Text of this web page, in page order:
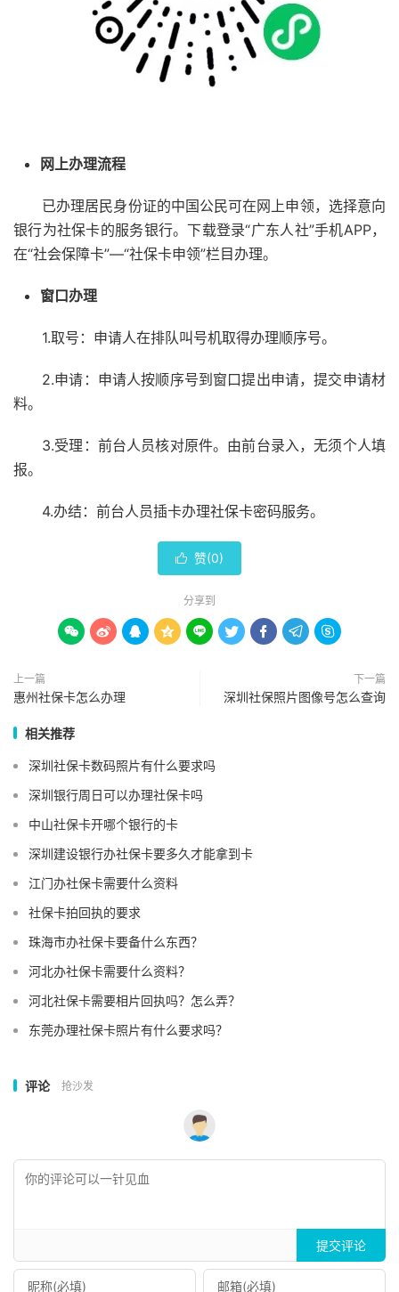
网上办理流程
已办理居民身份证的中国公民可在网上申领，选择意向
银行为社保卡的服务银行。下载登录“广东人社”手机APP，
在“社会保障卡”—“社保卡申领”栏目办理。
窗口办理
1.取号：申请人在排队叫号机取得办理顺序号。
2.申请：申请人按顺序号到窗口提出申请，提交申请材
料。
3.受理：前台人员核对原件。由前台录入，无须个人填
报。
4.办结：前台人员插卡办理社保卡密码服务。
 赞(0)
分享到
        
上一篇
惠州社保卡怎么办理
下一篇
深圳社保照片图像号怎么查询
相关推荐
深圳社保卡数码照片有什么要求吗
深圳银行周日可以办理社保卡吗
中山社保卡开哪个银行的卡
深圳建设银行办社保卡要多久才能拿到卡
江门办社保卡需要什么资料
社保卡拍回执的要求
珠海市办社保卡要备什么东西？
河北办社保卡需要什么资料？
河北社保卡需要相片回执吗？怎么弄？
东莞办理社保卡照片有什么要求吗？
评论 抢沙发
提交评论